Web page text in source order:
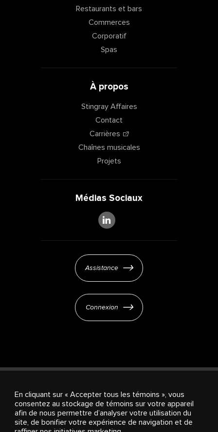
Restaurants et bars
Commerces
Corporatif
Spas
À propos
Stingray Affaires
Contact
Carrières
Chaînes musicales
Projets
Médias Sociaux
Assistance
Connexion
Products & Services Investisseurs
À propos de
Stingray
Carrières Salle de presse
Paramètres
des témoins
En cliquant sur « Accepter tous les témoins », vous
consentez au stockage de témoins sur votre appareil
afin de nous permettre d’analyser votre utilisation du
site, de bonifier votre expérience de navigation et de